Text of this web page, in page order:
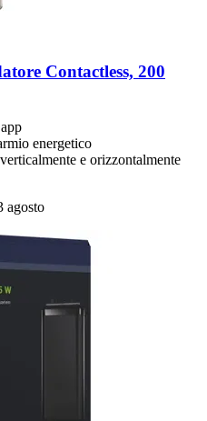
Contactless, 200
energetico
e orizzontalmente
agosto